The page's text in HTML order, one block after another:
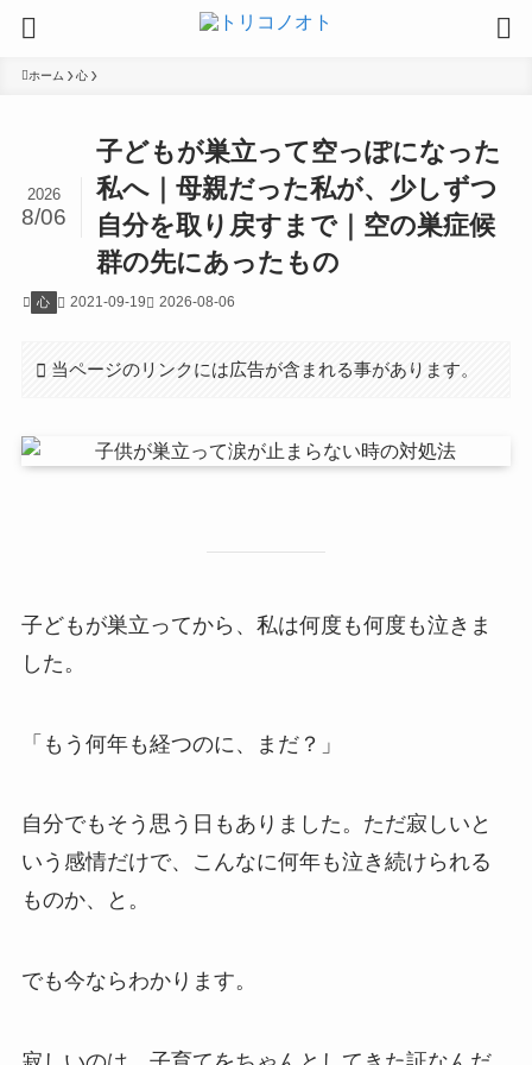
ホーム 心
子どもが巣立って空っぽになった
私へ｜母親だった私が、少しずつ
自分を取り戻すまで｜空の巣症候
群の先にあったもの
2026
8/06
心 2021-09-19 2026-08-06
当ページのリンクには広告が含まれる事があります。
子どもが巣立ってから、私は何度も何度も泣きま
した。
「もう何年も経つのに、まだ？」
自分でもそう思う日もありました。ただ寂しいと
いう感情だけで、こんなに何年も泣き続けられる
ものか、と。
でも今ならわかります。